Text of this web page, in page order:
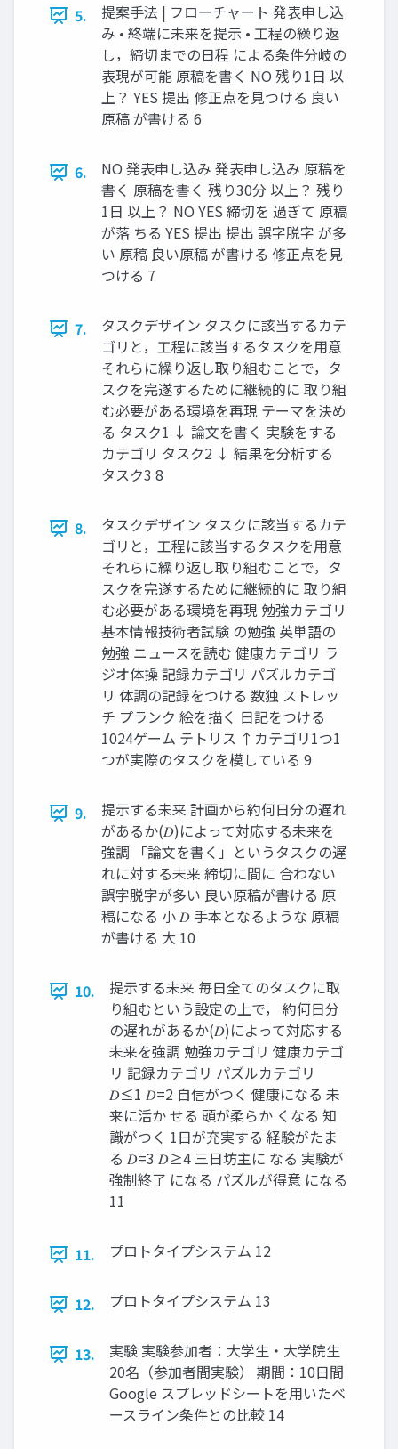
5.
提案手法 | フローチャート 発表申し込
み • 終端に未来を提示 • 工程の繰り返
し，締切までの日程 による条件分岐の
表現が可能 原稿を書く NO 残り1日 以
上？ YES 提出 修正点を見つける 良い
原稿 が書ける 6
6.
NO 発表申し込み 発表申し込み 原稿を
書く 原稿を書く 残り30分 以上？ 残り
1日 以上？ NO YES 締切を 過ぎて 原稿
が落 ちる YES 提出 提出 誤字脱字 が多
い 原稿 良い原稿 が書ける 修正点を見
つける 7
7.
タスクデザイン タスクに該当するカテ
ゴリと，工程に該当するタスクを用意
それらに繰り返し取り組むことで，タ
スクを完遂するために継続的に 取り組
む必要がある環境を再現 テーマを決め
る タスク1 ↓ 論文を書く 実験をする
カテゴリ タスク2 ↓ 結果を分析する
タスク3 8
8.
タスクデザイン タスクに該当するカテ
ゴリと，工程に該当するタスクを用意
それらに繰り返し取り組むことで，タ
スクを完遂するために継続的に 取り組
む必要がある環境を再現 勉強カテゴリ
基本情報技術者試験 の勉強 英単語の
勉強 ニュースを読む 健康カテゴリ ラ
ジオ体操 記録カテゴリ パズルカテゴ
リ 体調の記録をつける 数独 ストレッ
チ プランク 絵を描く 日記をつける
1024ゲーム テトリス ↑カテゴリ1つ1
つが実際のタスクを模している 9
9.
提示する未来 計画から約何日分の遅れ
があるか(𝐷)によって対応する未来を
強調 「論文を書く」というタスクの遅
れに対する未来 締切に間に 合わない
誤字脱字が多い 良い原稿が書ける 原
稿になる 小 𝐷 手本となるような 原稿
が書ける 大 10
10.
提示する未来 毎日全てのタスクに取
り組むという設定の上で， 約何日分
の遅れがあるか(𝐷)によって対応する
未来を強調 勉強カテゴリ 健康カテゴ
リ 記録カテゴリ パズルカテゴリ
𝐷≤1 𝐷=2 自信がつく 健康になる 未
来に活か せる 頭が柔らか くなる 知
識がつく 1日が充実する 経験がたま
る 𝐷=3 𝐷≥4 三日坊主に なる 実験が
強制終了 になる パズルが得意 になる
11
11. プロトタイプシステム 12
12. プロトタイプシステム 13
13.
実験 実験参加者：大学生・大学院生
20名（参加者間実験） 期間：10日間
Google スプレッドシートを用いたベ
ースライン条件との比較 14